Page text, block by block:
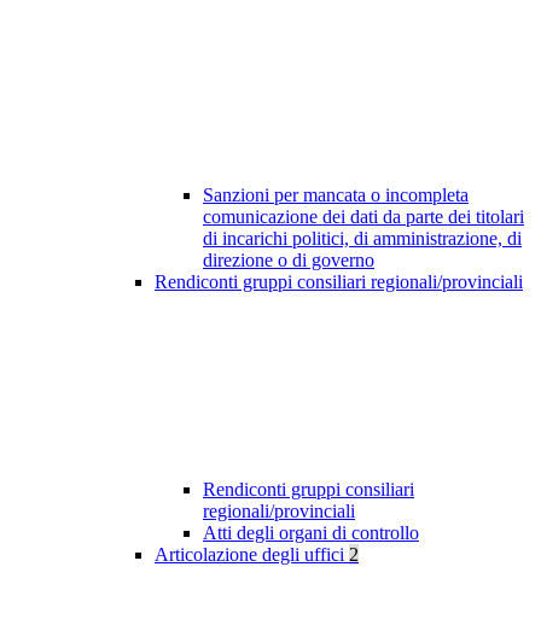
Sanzioni per mancata o incompleta
comunicazione dei dati da parte dei titolari
di incarichi politici, di amministrazione, di
direzione o di governo
Rendiconti gruppi consiliari regionali/provinciali
Rendiconti gruppi consiliari
regionali/provinciali
Atti degli organi di controllo
Articolazione degli uffici 2